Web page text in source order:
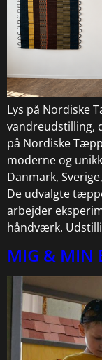
Lys på Nordiske
vandreudstilling,
på Nordiske
moderne og
Danmark,
De udvalgte
arbejder
håndværk.
MIG & MIN